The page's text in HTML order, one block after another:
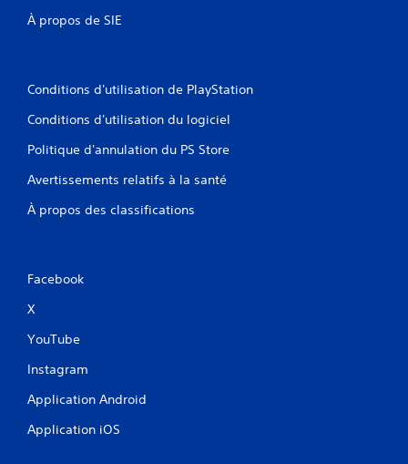
À propos de SIE
Conditions d'utilisation de PlayStation
Conditions d'utilisation du logiciel
Politique d'annulation du PS Store
Avertissements relatifs à la santé
À propos des classifications
Facebook
X
YouTube
Instagram
Application Android
Application iOS